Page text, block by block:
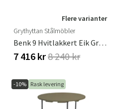
Flere varianter
Grythyttan Stålmöbler
Benk 9 Hvitlakkert Eik Grythyttan Stålmöbler
7 416 kr8 240 kr
-10% Rask levering